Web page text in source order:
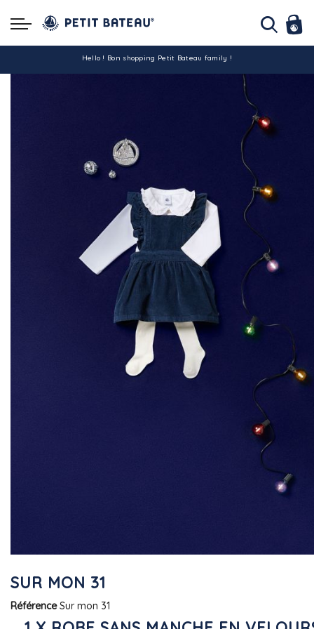
La livraison est assurée partout en Tunisie !
-10% pour tout paiement par carte bancaire (hors promo)
SUR MON 31
Référence Sur mon 31